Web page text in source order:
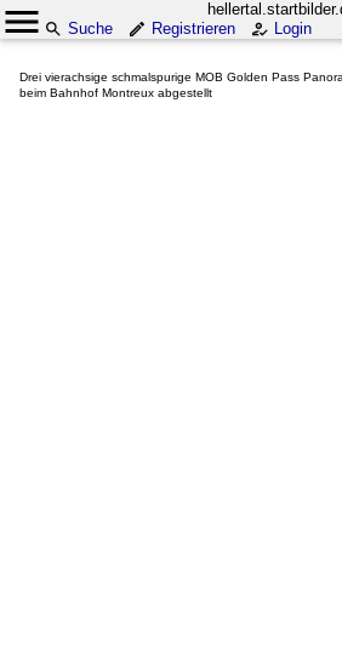
Suche
Registrieren Login
Drei vierachsige schmalspurige MOB Golden Pass
beim Bahnhof Montreux abgestellt